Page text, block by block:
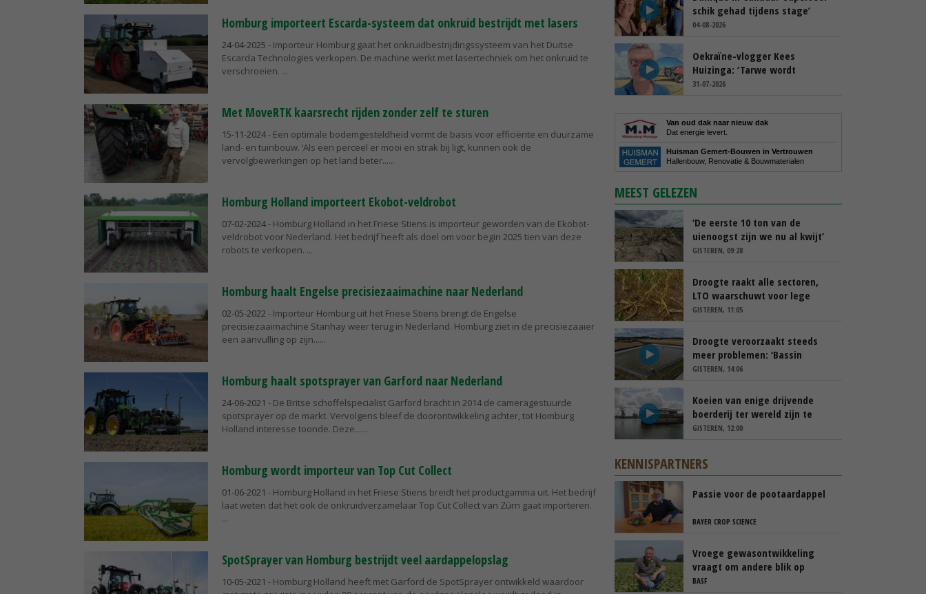
Homburg importeert Escarda-systeem dat onkruid bestrijdt met lasers
24-04-2025 - Importeur Homburg gaat het onkruidbestrijdingssysteem van het Duitse
Escarda Technologies verkopen. De machine werkt met lasertechniek om het onkruid te
verschroeien.
Met MoveRTK kaarsrecht rijden zonder zelf te sturen
15-11-2024- Een optimale bodemgesteldheid vormt de basis voor efficiënte en duurzame
land- en tuinbouw. ‘Als een perceel er mooi en strak bij ligt, kunnen ook de
vervolgbewerkingen op het land beter...
Homburg Holland importeert Ekobot-veldrobot
07-02-2024- Homburg Holland in het Friese Stiens is importeur geworden van de Ekobot-
veldrobot voor Nederland. Het bedrijf heeft als doel om voor begin 2025 tien van deze
robots te verkopen.
Homburg haalt Engelse precisiezaaimachine naar Nederland
02-05-2022 - Importeur Homburg uit het Friese Stiens brengt de Engelse
precisiezaaimachine Stanhay weer terug in Nederland. Homburg ziet in de precisiezaaier
een aanvulling op zijn...
Homburg haalt spotsprayer van Garford naar Nederland
24-06-2021 - De Britse schoffelspecialist Garford bracht in 2014 de cameragestuurde
spotsprayer op de markt. Vervolgens bleef de doorontwikkeling achter, tot Homburg
Holland interesse toonde. Deze...
Homburg wordt importeur van Top Cut Collect
01-06-2021 - Homburg Holland in het Friese Stiens breidt het productgamma uit. Het bedrijf
laat weten dat het ook de onkruidverzamelaar Top Cut Collect van Zürn gaat importeren.
SpotSprayer van Homburg bestrijdt veel aardappelopslag
10-05-2021 - Homburg Holland heeft met Garford de SpotSprayer ontwikkeld waardoor
schik gehad tijdens stage’
04-08-2026
Oekraïne-vlogger Kees
Huizinga: ‘Tarwe wordt
geperst, koeien hebben stro
31-07-2026
Van oud dak naar nieuw dak
Dat energie levert.
Huisman Gemert-Bouwen in Vertrouwen
Hallenbouw, Renovatie & Bouwmaterialen
MEEST GELEZEN
‘De eerste 10 ton van de
uienoogst zijn we nu al kwijt’
GISTEREN, 09:28
Droogte raakt alle sectoren,
LTO waarschuwt voor lege
schappen
GISTEREN, 11:05
Droogte veroorzaakt steeds
meer problemen: ‘Bassin
afgelopen week al leeg’
GISTEREN, 14:06
Koeien van enige drijvende
boerderij ter wereld zijn te
koop
GISTEREN, 12:00
KENNISPARTNERS
Passie voor de pootaardappel
BAYER CROP SCIENCE
Vroege gewasontwikkeling
vraagt om andere blik op
cercospora
BASF